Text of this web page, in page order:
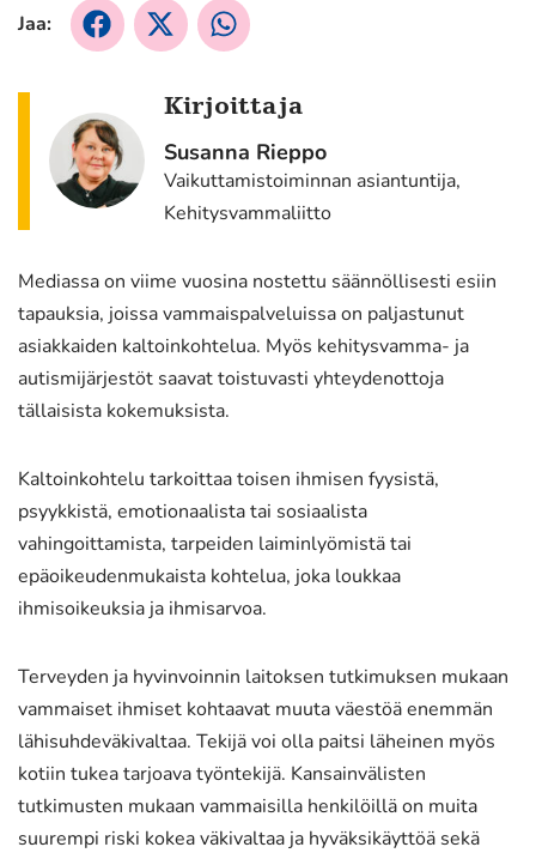
Jaa:
Jaa
Facebookissa
Jaa
X:ssä
Jaa
WhatsApissa
Kirjoittaja
Susanna Rieppo
Vaikuttamistoiminnan asiantuntija,
Kehitysvammaliitto
Mediassa on viime vuosina nostettu säännöllisesti esiin
tapauksia, joissa vammaispalveluissa on paljastunut
asiakkaiden kaltoinkohtelua. Myös kehitysvamma- ja
autismijärjestöt saavat toistuvasti yhteydenottoja
tällaisista kokemuksista.
Kaltoinkohtelu tarkoittaa toisen ihmisen fyysistä,
psyykkistä, emotionaalista tai sosiaalista
vahingoittamista, tarpeiden laiminlyömistä tai
epäoikeudenmukaista kohtelua, joka loukkaa
ihmisoikeuksia ja ihmisarvoa.
Terveyden ja hyvinvoinnin laitoksen tutkimuksen mukaan
vammaiset ihmiset kohtaavat muuta väestöä enemmän
lähisuhdeväkivaltaa. Tekijä voi olla paitsi läheinen myös
kotiin tukea tarjoava työntekijä. Kansainvälisten
tutkimusten mukaan vammaisilla henkilöillä on muita
suurempi riski kokea väkivaltaa ja hyväksikäyttöä sekä